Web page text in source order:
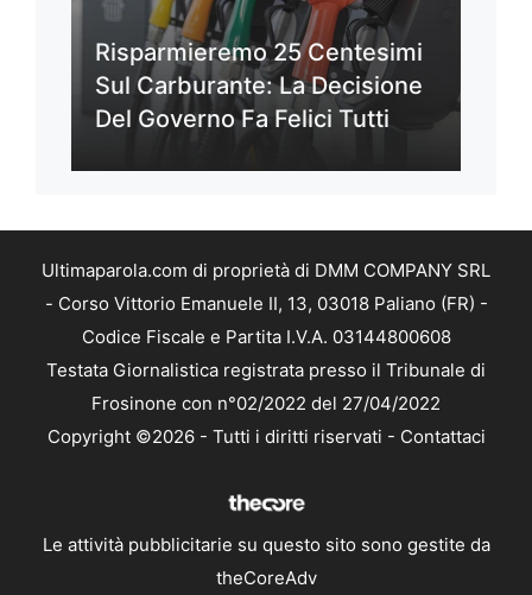
Risparmieremo 25 Centesimi
Sul Carburante: La Decisione
Del Governo Fa Felici Tutti
Ultimaparola.com di proprietà di DMM COMPANY SRL
- Corso Vittorio Emanuele II, 13, 03018 Paliano (FR) -
Codice Fiscale e Partita I.V.A. 03144800608
Testata Giornalistica registrata presso il Tribunale di
Frosinone con n°02/2022 del 27/04/2022
Copyright ©2026 - Tutti i diritti riservati - Contattaci
Le attività pubblicitarie su questo sito sono gestite da
theCoreAdv